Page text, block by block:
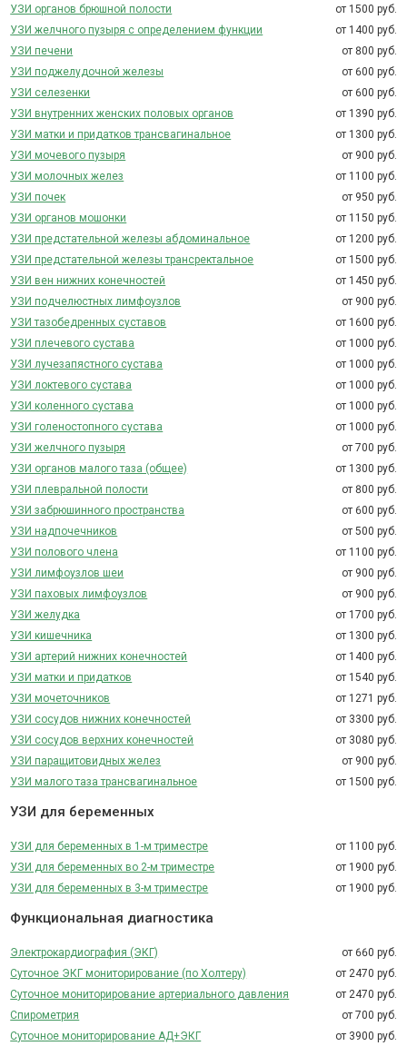
УЗИ органов брюшной полости
от 1500 руб.
УЗИ желчного пузыря с определением функции
от 1400 руб.
УЗИ печени
от 800 руб.
УЗИ поджелудочной железы
от 600 руб.
УЗИ селезенки
от 600 руб.
УЗИ внутренних женских половых органов
от 1390 руб.
УЗИ матки и придатков трансвагинальное
от 1300 руб.
УЗИ мочевого пузыря
от 900 руб.
УЗИ молочных желез
от 1100 руб.
УЗИ почек
от 950 руб.
УЗИ органов мошонки
от 1150 руб.
УЗИ предстательной железы абдоминальное
от 1200 руб.
УЗИ предстательной железы трансректальное
от 1500 руб.
УЗИ вен нижних конечностей
от 1450 руб.
УЗИ подчелюстных лимфоузлов
от 900 руб.
УЗИ тазобедренных суставов
от 1600 руб.
УЗИ плечевого сустава
от 1000 руб.
УЗИ лучезапястного сустава
от 1000 руб.
УЗИ локтевого сустава
от 1000 руб.
УЗИ коленного сустава
от 1000 руб.
УЗИ голеностопного сустава
от 1000 руб.
УЗИ желчного пузыря
от 700 руб.
УЗИ органов малого таза (общее)
от 1300 руб.
УЗИ плевральной полости
от 800 руб.
УЗИ забрюшинного пространства
от 600 руб.
УЗИ надпочечников
от 500 руб.
УЗИ полового члена
от 1100 руб.
УЗИ лимфоузлов шеи
от 900 руб.
УЗИ паховых лимфоузлов
от 900 руб.
УЗИ желудка
от 1700 руб.
УЗИ кишечника
от 1300 руб.
УЗИ артерий нижних конечностей
от 1400 руб.
УЗИ матки и придатков
от 1540 руб.
УЗИ мочеточников
от 1271 руб.
УЗИ сосудов нижних конечностей
от 3300 руб.
УЗИ сосудов верхних конечностей
от 3080 руб.
УЗИ паращитовидных желез
от 900 руб.
УЗИ малого таза трансвагинальное
от 1500 руб.
УЗИ для беременных
УЗИ для беременных в 1-м триместре
от 1100 руб.
УЗИ для беременных во 2-м триместре
от 1900 руб.
УЗИ для беременных в 3-м триместре
от 1900 руб.
Функциональная диагностика
Электрокардиография (ЭКГ)
от 660 руб.
Суточное ЭКГ мониторирование (по Холтеру)
от 2470 руб.
Суточное мониторирование артериального давления
от 2470 руб.
Спирометрия
от 700 руб.
Суточное мониторирование АД+ЭКГ
от 3900 руб.